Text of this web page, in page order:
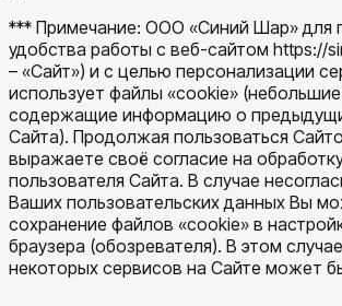
*** Примечание: ООО «Синий Шар» для
удобства работы с веб-сайтом https://
– «Сайт») и с целью персонализации
использует файлы «cookie»
содержащие информацию о
Сайта). Продолжая пользоваться
выражаете своё согласие на
пользователя Сайта. В случае
Ваших пользовательских данных Вы
сохранение файлов «cookie» в
браузера (обозревателя). В этом
некоторых сервисов на Сайте может